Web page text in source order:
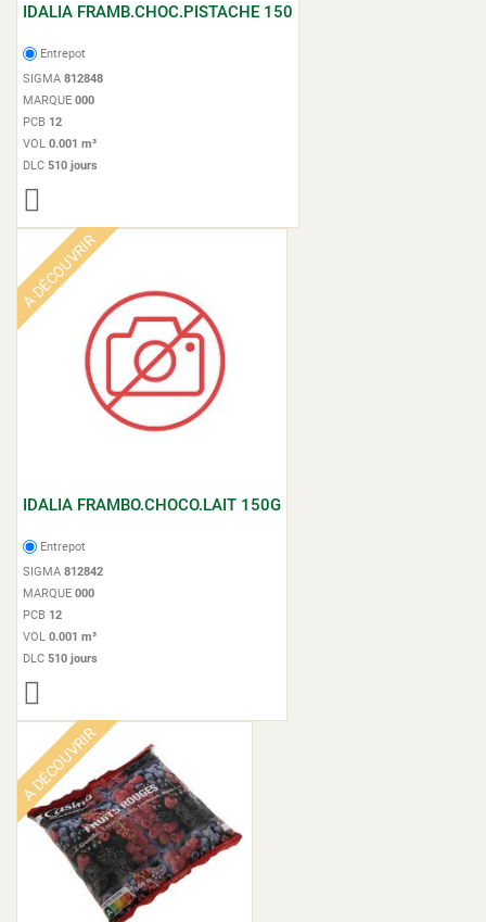
IDALIA FRAMB.CHOC.PISTACHE 150
Entrepot
SIGMA 812848
MARQUE 000
PCB 12
VOL 0.001 m³
DLC 510 jours
A DÉCOUVRIR
IDALIA FRAMBO.CHOCO.LAIT 150G
Entrepot
SIGMA 812842
MARQUE 000
PCB 12
VOL 0.001 m³
DLC 510 jours
A DÉCOUVRIR